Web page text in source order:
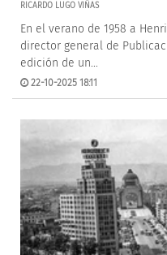
RICARDO LUGO VIÑAS
En el verano de 1958 a
director general de
edición de un...
22-10-2025 18:11